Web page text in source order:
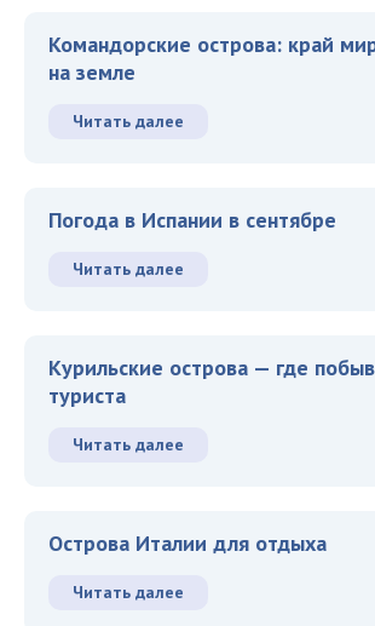
Командорские острова: край
на земле
Читать далее
Погода в Испании в сентябре
Читать далее
Курильские острова — где
туриста
Читать далее
Острова Италии для отдыха
Читать далее